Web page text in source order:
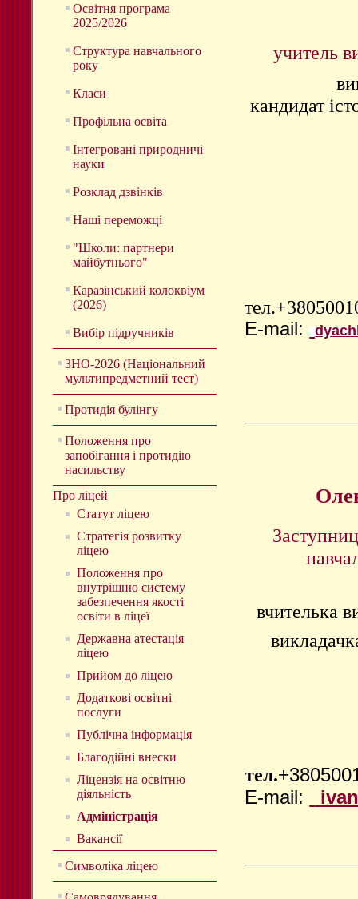
Освітня програма
2025/2026
Структура навчального
року
Класи
Профільна освіта
Інтегровані природничі
науки
Розклад дзвінків
Наші переможці
"Школи: партнери
майбутнього"
Каразінський колоквіум
(2026)
Вибір підручників
ЗНО-2026 (Національний
мультипредметний тест)
Протидія булінгу
Положення про
запобігання і протидію
насильству
Про ліцей
Статут ліцею
Стратегія розвитку
ліцею
Положення про
внутрішню систему
забезпечення якості
освіти в ліцеї
Державна атестація
ліцею
Прийом до ліцею
Додаткові освітні
послуги
Публічна інформація
Благодійні внески
Ліцензія на освітню
діяльність
Адміністрація
Вакансії
Символіка ліцею
учитель
кандидат
тел.
E-mail:
вчителька
тел.
E-mail: